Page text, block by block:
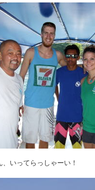
いってらっしゃーい！